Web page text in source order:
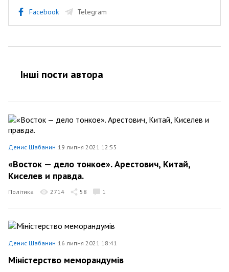
Facebook Telegram
Інші пости автора
Денис Шабанин 19 липня 2021 12:55
«Восток — дело тонкое». Арестович, Китай,
Киселев и правда.
Політика 2714 58 1
Денис Шабанин 16 липня 2021 18:41
Міністерство меморандумів